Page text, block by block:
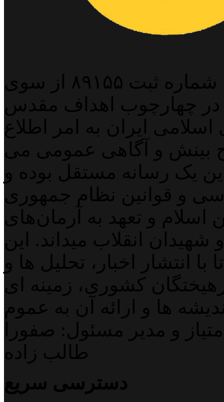
پایگاه خبری خبربین آنلاین به شماره ثبت ۸۹۱۵۵ از سوی
در چهارچوب اهداف مقدس
ایران به امر اطلاع
بینش و آگاهی عمومی می
یک رسانه مستقل بوده و
و قوانین نظام جمهوری
و تعهد به آرمان‌های
انقلاب میداند. این
انتشار اخبار، تحلیل ها و
کشوری، زمینه ای
ها و ارائه آن به عموم
و مدیر مسئول: صفورا
طالب زاده
دسترسی سریع